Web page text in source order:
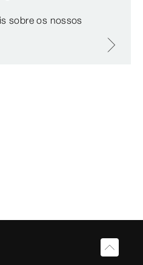
sobre os nossos